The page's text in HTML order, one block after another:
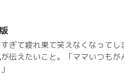
ぎて疲れ果て笑えなくなって
伝えたいこと。「ママいつも